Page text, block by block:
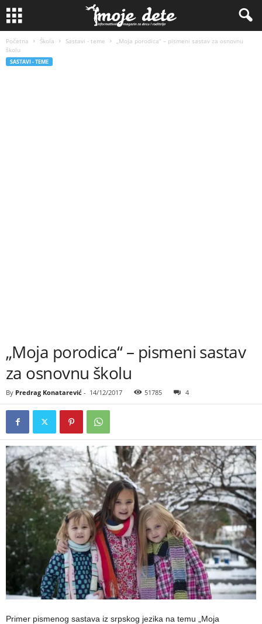
Početna Škola Sastavi - teme
„Moja porodica“ – pismeni sastav za osnovnu
školu
SASTAVI - TEME
„Moja porodica“ – pismeni sastav
za osnovnu školu
By Predrag Konatarević - 14/12/2017 51785 4
Primer pismenog sastava iz srpskog jezika na temu „Moja